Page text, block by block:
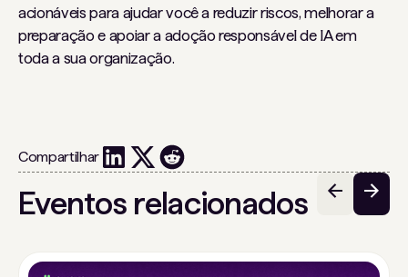
acionáveis ​​para ajudar você a reduzir riscos, melhorar a
preparação e apoiar a adoção responsável de IA em
toda a sua organização.
Compartilhar
Eventos relacionados